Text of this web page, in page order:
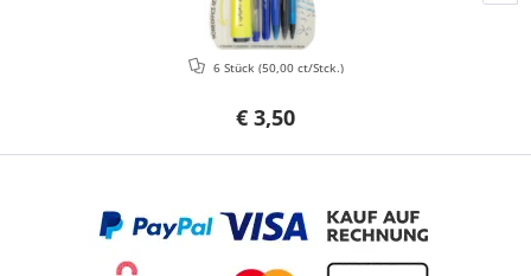
€ 3,50
6 Stück (50,00 ct/Stck.)